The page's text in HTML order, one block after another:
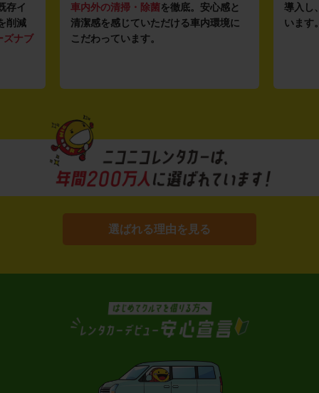
存イ
削減
ズナブ
車内外の清掃・除菌を徹底。安心感と
清潔感を感じていただける車内環境に
こだわっています。
導入し
います
選ばれる理由を見る